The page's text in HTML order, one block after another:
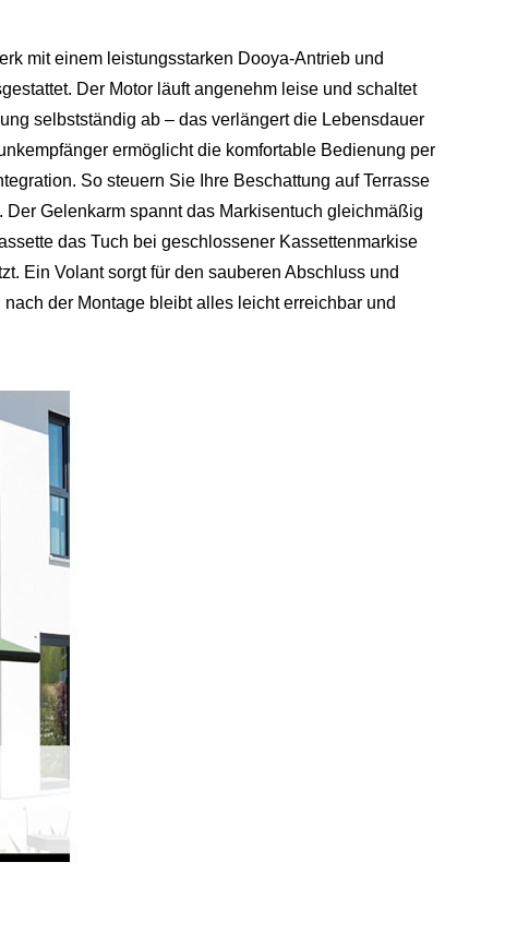
mit einem leistungsstarken Dooya-Antrieb und
Der Motor läuft angenehm leise und schaltet
selbstständig ab – das verlängert die Lebensdauer
ermöglicht die komfortable Bedienung per
So steuern Sie Ihre Beschattung auf Terrasse
Gelenkarm spannt das Markisentuch gleichmäßig
das Tuch bei geschlossener Kassettenmarkise
Ein Volant sorgt für den sauberen Abschluss und
der Montage bleibt alles leicht erreichbar und